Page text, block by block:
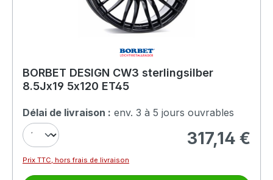
BORBET DESIGN CW3 sterlingsilber
8.5Jx19 5x120 ET45
Délai de livraison : env. 3 à 5 jours ouvrables
Prix régulier :
317,14 €
Prix TTC, hors frais de livraison